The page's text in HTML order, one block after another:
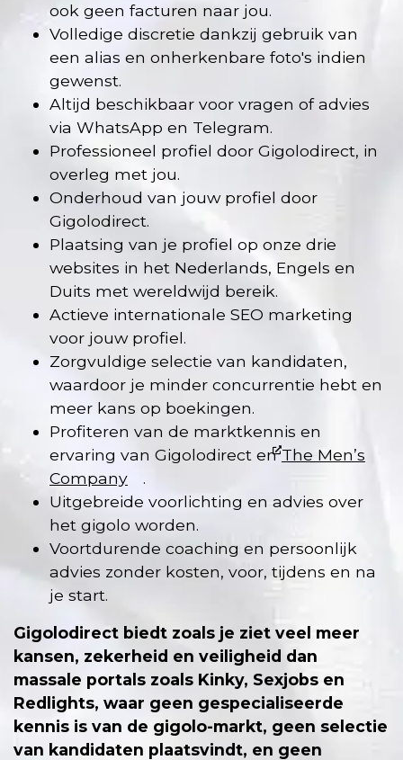
ook geen facturen naar jou.
Volledige discretie dankzij gebruik van
een alias en onherkenbare foto's indien
gewenst.
Altijd beschikbaar voor vragen of advies
via WhatsApp en Telegram.
Professioneel profiel door Gigolodirect, in
overleg met jou.
Onderhoud van jouw profiel door
Gigolodirect.
Plaatsing van je profiel op onze drie
websites in het Nederlands, Engels en
Duits met wereldwijd bereik.
Actieve internationale SEO marketing
voor jouw profiel.
Zorgvuldige selectie van kandidaten,
waardoor je minder concurrentie hebt en
meer kans op boekingen.
Profiteren van de marktkennis en
ervaring van Gigolodirect enThe Men’s
Company
.
Uitgebreide voorlichting en advies over
het gigolo worden.
Voortdurende coaching en persoonlijk
advies zonder kosten, voor, tijdens en na
je start.
Gigolodirect biedt zoals je ziet veel meer
kansen, zekerheid en veiligheid dan
massale portals zoals Kinky, Sexjobs en
Redlights, waar geen gespecialiseerde
kennis is van de gigolo-markt, geen selectie
van kandidaten plaatsvindt, en geen